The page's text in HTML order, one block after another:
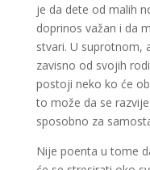
je da dete od malih
doprinos važan i da
stvari. U suprotnom,
zavisno od svojih
postoji neko ko će
to može da se
sposobno za
Nije poenta u tome